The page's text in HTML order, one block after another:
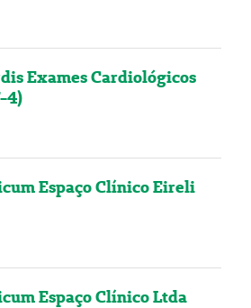
Exames Cardiológicos
4)
Espaço Clínico Eireli
Espaço Clínico Ltda